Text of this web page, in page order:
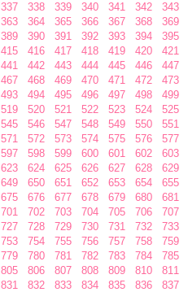
337 338 339 340 341 342 343
363 364 365 366 367 368 369
389 390 391 392 393 394 395
415 416 417 418 419 420 421
441 442 443 444 445 446 447
467 468 469 470 471 472 473
493 494 495 496 497 498 499
519 520 521 522 523 524 525
545 546 547 548 549 550 551
571 572 573 574 575 576 577
597 598 599 600 601 602 603
623 624 625 626 627 628 629
649 650 651 652 653 654 655
675 676 677 678 679 680 681
701 702 703 704 705 706 707
727 728 729 730 731 732 733
753 754 755 756 757 758 759
779 780 781 782 783 784 785
805 806 807 808 809 810 811
831 832 833 834 835 836 837